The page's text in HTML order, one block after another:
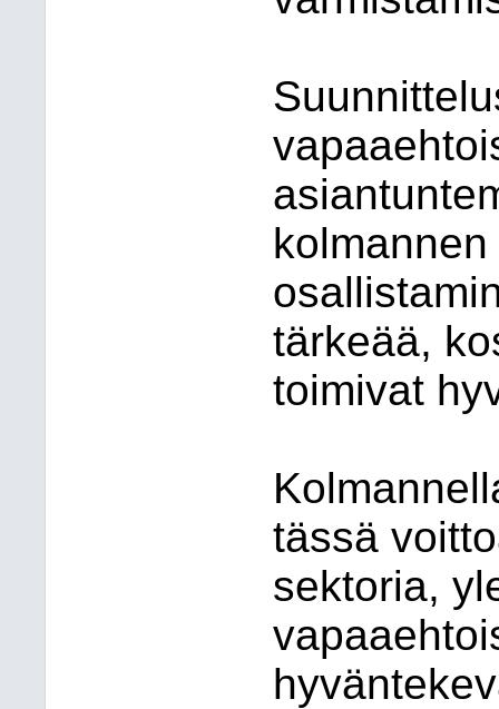
tärkeää,
toimivat
tässä
sektoria,